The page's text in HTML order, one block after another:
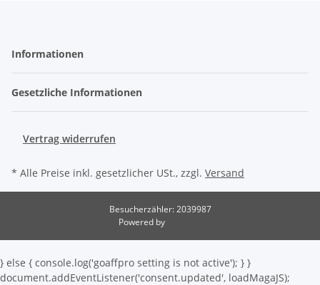
Informationen
Gesetzliche Informationen
Vertrag widerrufen
* Alle Preise inkl. gesetzlicher USt., zzgl. Versand
Besucherzähler: 2039987
Powered by
} else { console.log('goaffpro setting is not active'); } }
document.addEventListener('consent.updated', loadMagaJS);